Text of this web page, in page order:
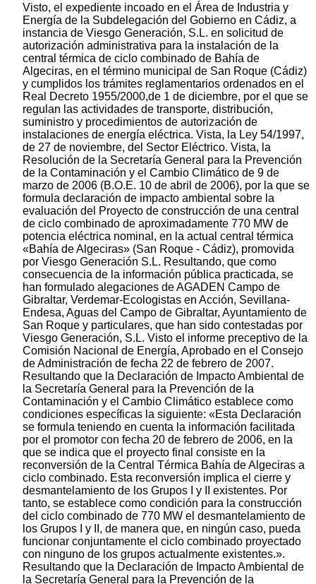
Visto, el expediente incoado en el Área de Industria y
Energía de la Subdelegación del Gobierno en Cádiz, a
instancia de Viesgo Generación, S.L. en solicitud de
autorización administrativa para la instalación de la
central térmica de ciclo combinado de Bahía de
Algeciras, en el término municipal de San Roque (Cádiz)
y cumplidos los trámites reglamentarios ordenados en el
Real Decreto 1955/2000,de 1 de diciembre, por el que se
regulan las actividades de transporte, distribución,
suministro y procedimientos de autorización de
instalaciones de energía eléctrica. Vista, la Ley 54/1997,
de 27 de noviembre, del Sector Eléctrico. Vista, la
Resolución de la Secretaría General para la Prevención
de la Contaminación y el Cambio Climático de 9 de
marzo de 2006 (B.O.E. 10 de abril de 2006), por la que se
formula declaración de impacto ambiental sobre la
evaluación del Proyecto de construcción de una central
de ciclo combinado de aproximadamente 770 MW de
potencia eléctrica nominal, en la actual central térmica
«Bahía de Algeciras» (San Roque - Cádiz), promovida
por Viesgo Generación S.L. Resultando, que como
consecuencia de la información pública practicada, se
han formulado alegaciones de AGADEN Campo de
Gibraltar, Verdemar-Ecologistas en Acción, Sevillana-
Endesa, Aguas del Campo de Gibraltar, Ayuntamiento de
San Roque y particulares, que han sido contestadas por
Viesgo Generación, S.L. Visto el informe preceptivo de la
Comisión Nacional de Energía, Aprobado en el Consejo
de Administración de fecha 22 de febrero de 2007.
Resultando que la Declaración de Impacto Ambiental de
la Secretaría General para la Prevención de la
Contaminación y el Cambio Climático establece como
condiciones específicas la siguiente: «Esta Declaración
se formula teniendo en cuenta la información facilitada
por el promotor con fecha 20 de febrero de 2006, en la
que se indica que el proyecto final consiste en la
reconversión de la Central Térmica Bahía de Algeciras a
ciclo combinado. Esta reconversión implica el cierre y
desmantelamiento de los Grupos I y II existentes. Por
tanto, se establece como condición para la construcción
del ciclo combinado de 770 MW el desmantelamiento de
los Grupos I y II, de manera que, en ningún caso, pueda
funcionar conjuntamente el ciclo combinado proyectado
con ninguno de los grupos actualmente existentes.».
Resultando que la Declaración de Impacto Ambiental de
la Secretaría General para la Prevención de la